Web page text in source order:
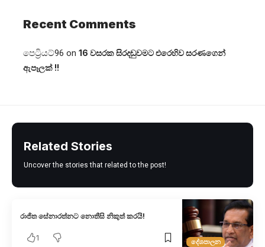
Recent Comments
පෙට්‍රියට්96 on 16 වසරක සිරදඬුවමට එරෙහිව සරණගෙන්
ඇපෑලක් !!
Related Stories
Uncover the stories that related to the post!
දේශපාලන
රාජිත සේනාරත්නට නොතීසි නිකුත් කරයි!
1